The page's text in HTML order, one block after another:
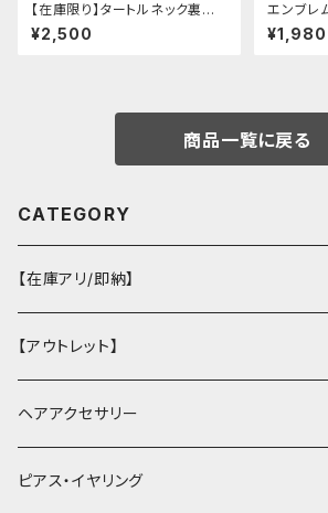
【在庫限り】タートルネック裏起
毛セーター
¥2,500
エンブレ
イ(レッド)
¥1,980
商品一覧に戻る
CATEGORY
【在庫アリ/即納】
【アウトレット】
ヘアアクセサリー
ヘアクリップ
ピアス・イヤリング